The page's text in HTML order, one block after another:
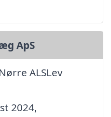
ApS
ALSLev
2024,